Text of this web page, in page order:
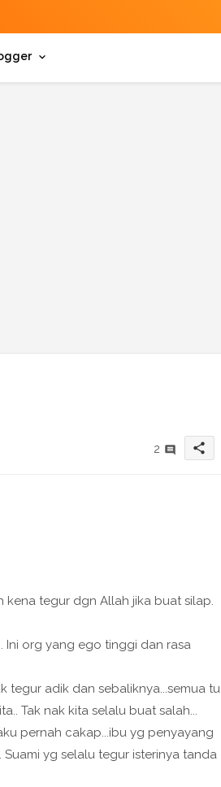
2 share
kena tegur dgn Allah jika buat silap.
Ini org yang ego tinggi dan rasa
tegur adik dan sebaliknya...semua tu
Tak nak kita selalu buat salah...
pernah cakap...ibu yg penyayang
yg selalu tegur isterinya tanda